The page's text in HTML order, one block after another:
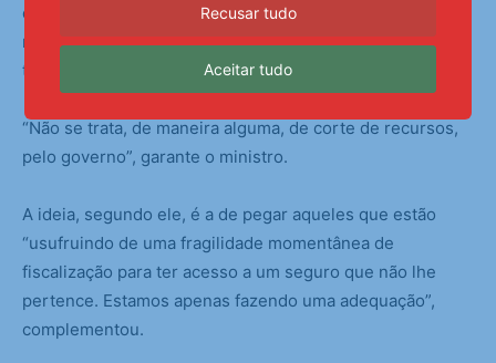
condições para identificar possíveis irregularidades que
resultariam no pagamento do benefício àqueles que não
tm direito.
“Não se trata, de maneira alguma, de corte de recursos,
pelo governo”, garante o ministro.
A ideia, segundo ele, é a de pegar aqueles que estão
“usufruindo de uma fragilidade momentânea de
fiscalização para ter acesso a um seguro que não lhe
pertence. Estamos apenas fazendo uma adequação”,
complementou.
Recusar tudo
Aceitar tudo